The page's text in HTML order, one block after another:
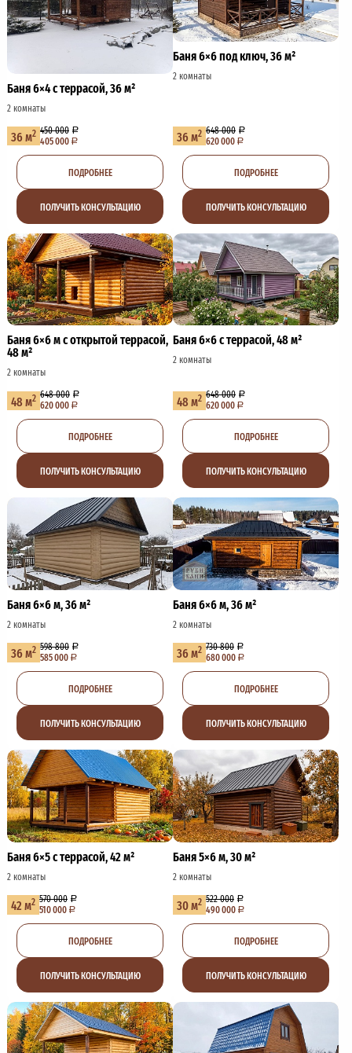
Баня 6×4 с террасой, 36 м²
2 комнаты
36 м2 450 000
405 000
ПОДРОБНЕЕ
ПОЛУЧИТЬ КОНСУЛЬТАЦИЮ
Баня 6×6 под ключ, 36 м²
2 комнаты
36 м2 648 000
620 000
ПОДРОБНЕЕ
ПОЛУЧИТЬ КОНСУЛЬТАЦИЮ
Баня 6×6 м с открытой террасой,
48 м²
2 комнаты
48 м2 648 000
620 000
ПОДРОБНЕЕ
ПОЛУЧИТЬ КОНСУЛЬТАЦИЮ
Баня 6×6 с террасой, 48 м²
2 комнаты
48 м2 648 000
620 000
ПОДРОБНЕЕ
ПОЛУЧИТЬ КОНСУЛЬТАЦИЮ
Баня 6×6 м, 36 м²
2 комнаты
36 м2 598 800
585 000
ПОДРОБНЕЕ
ПОЛУЧИТЬ КОНСУЛЬТАЦИЮ
Баня 6×6 м, 36 м²
2 комнаты
36 м2 730 800
680 000
ПОДРОБНЕЕ
ПОЛУЧИТЬ КОНСУЛЬТАЦИЮ
Баня 6×5 с террасой, 42 м²
2 комнаты
42 м2 570 000
510 000
ПОДРОБНЕЕ
ПОЛУЧИТЬ КОНСУЛЬТАЦИЮ
Баня 5×6 м, 30 м²
2 комнаты
30 м2 522 000
490 000
ПОДРОБНЕЕ
ПОЛУЧИТЬ КОНСУЛЬТАЦИЮ